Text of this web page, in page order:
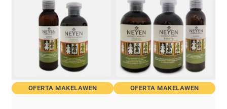
OFERTA MAKELAWEN OFERTA MAKELAWEN